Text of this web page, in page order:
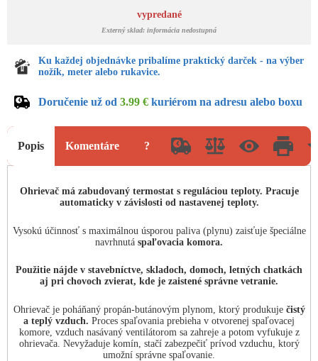
vypredané
Externý sklad: informácia nedostupná
Ku každej objednávke pribalíme praktický darček - na výber
nožík, meter alebo rukavice.
Doručenie už od 3.99 € kuriérom na adresu alebo boxu
Popis Komentáre ?
Ohrievač má zabudovaný termostat s reguláciou teploty. Pracuje
automaticky v závislosti od nastavenej teploty.
Vysokú účinnosť s maximálnou úsporou paliva (plynu) zaisťuje špeciálne
navrhnutá spaľovacia komora.
Použitie nájde v stavebníctve, skladoch, domoch, letných chatkách
aj pri chovoch zvierat, kde je zaistené správne vetranie.
Ohrievač je poháňaný propán-butánovým plynom, ktorý produkuje čistý
a teplý vzduch. Proces spaľovania prebieha v otvorenej spaľovacej
komore, vzduch nasávaný ventilátorom sa zahreje a potom vyfukuje z
ohrievača. Nevyžaduje komín, stačí zabezpečiť prívod vzduchu, ktorý
umožní správne spaľovanie.